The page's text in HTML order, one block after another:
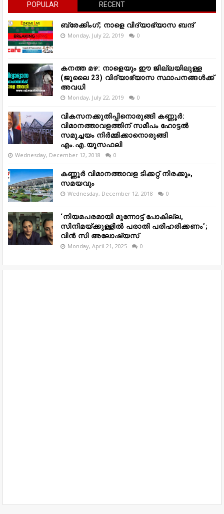
POPULAR RECENT
ബ്രേക്കിംഗ്; നാളെ വിദ്യാഭ്യാസ ബന്ദ്
Monday, July 22, 2019 0
കനത്ത മഴ: നാളെയും ഈ ജില്ലയിലുള്ള
(ജൂലൈ 23) വിദ്യാഭ്യാസ സ്ഥാപനങ്ങൾക്ക്
അവധി
Monday, July 22, 2019 0
വികസനക്കുതിപ്പിനൊരുങ്ങി കണ്ണൂർ:
വിമാനത്താവളത്തിന് സമീപം ഹോട്ടൽ
സമുച്ചയം നിർമ്മിക്കാനൊരുങ്ങി
എം.എ.യൂസഫലി
Wednesday, December 12, 2018 0
കണ്ണൂർ വിമാനത്താവള ടിക്കറ്റ് നിരക്കും,
സമയവും
Wednesday, December 12, 2018 0
‘നിയമപരമായി മുന്നോട്ട് പോകില്ല,
സിനിമയ്ക്കുള്ളിൽ പരാതി പരിഹരിക്കണം’;
വിൻ സി അലോഷ്യസ്
Monday, April 21, 2025 0